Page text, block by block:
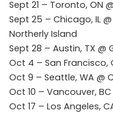
Sept 21 – Toronto, ON
Sept 25 – Chicago, IL
Northerly Island
Sept 28 – Austin, TX
Oct 4 – San Francisco,
Oct 9 – Seattle, WA @
Oct 10 – Vancouver,
Oct 17 – Los Angeles,